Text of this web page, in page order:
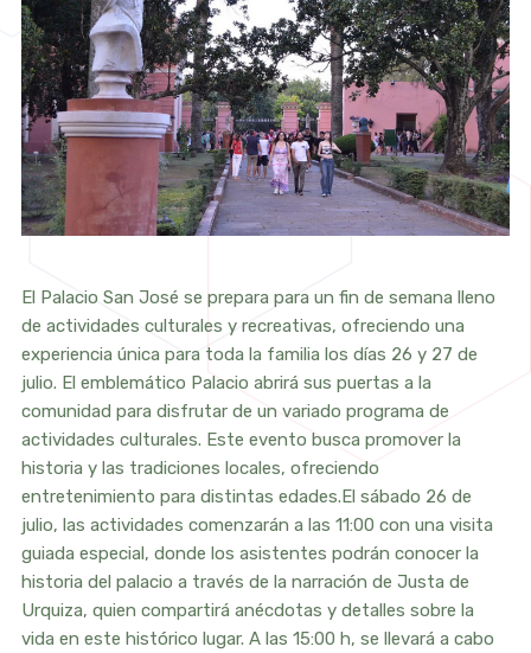
El Palacio San José se prepara para un fin de semana lleno
de actividades culturales y recreativas, ofreciendo una
experiencia única para toda la familia los días 26 y 27 de
julio. El emblemático Palacio abrirá sus puertas a la
comunidad para disfrutar de un variado programa de
actividades culturales. Este evento busca promover la
historia y las tradiciones locales, ofreciendo
entretenimiento para distintas edades.El sábado 26 de
julio, las actividades comenzarán a las 11:00 con una visita
guiada especial, donde los asistentes podrán conocer la
historia del palacio a través de la narración de Justa de
Urquiza, quien compartirá anécdotas y detalles sobre la
vida en este histórico lugar. A las 15:00 h, se llevará a cabo